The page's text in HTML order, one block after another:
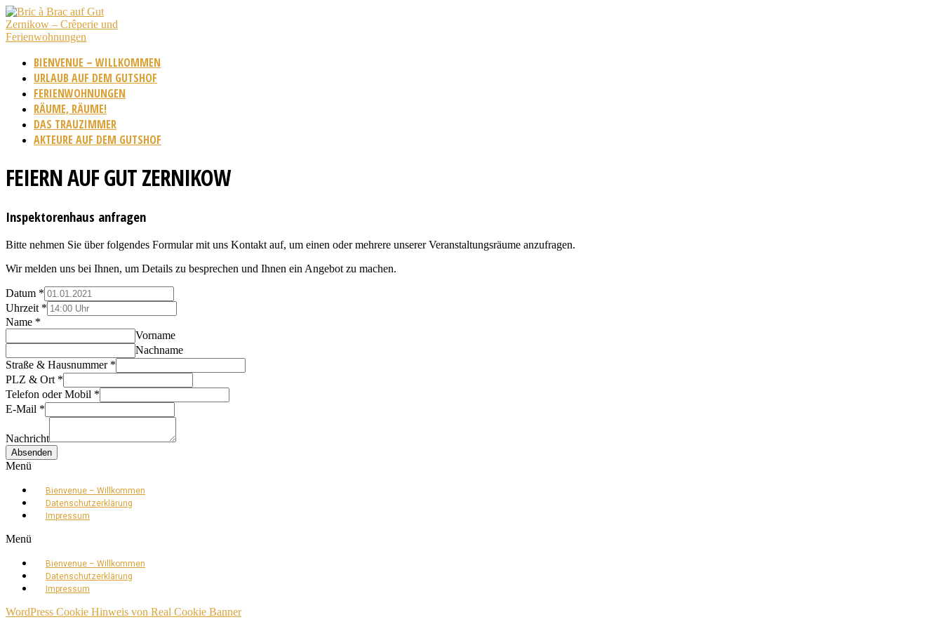
BIENVENUE – WILLKOMMEN
URLAUB AUF DEM GUTSHOF
FERIENWOHNUNGEN
RÄUME, RÄUME!
DAS TRAUZIMMER
AKTEURE AUF DEM GUTSHOF
FEIERN AUF GUT ZERNIKOW
Inspektorenhaus anfragen
Bitte nehmen Sie über folgendes Formular mit uns Kontakt auf, um einen oder mehrere unserer Veranstaltungsräume anzufragen.
Wir melden uns bei Ihnen, um Details zu besprechen und Ihnen ein Angebot zu machen.
Datum *
Uhrzeit *
Name *
Vorname
Nachname
Straße & Hausnummer *
PLZ & Ort *
Telefon oder Mobil *
E-Mail *
Nachricht
Absenden
Menü
Bienvenue – Willkommen
Datenschutz­erklärung
Impressum
Menü
Bienvenue – Willkommen
Datenschutz­erklärung
Impressum
WordPress Cookie Hinweis von Real Cookie Banner